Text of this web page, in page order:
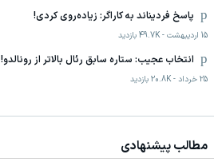
پاسخ فردیناند به کاراگر: زیاده‌روی کردی!
15 اردیبهشت -
49.7K بازدید
انتخاب عجیب: ستاره سابق رئال بالاتر از رونالدو!
25 خرداد -
20.8K بازدید
مطالب پیشنهادی